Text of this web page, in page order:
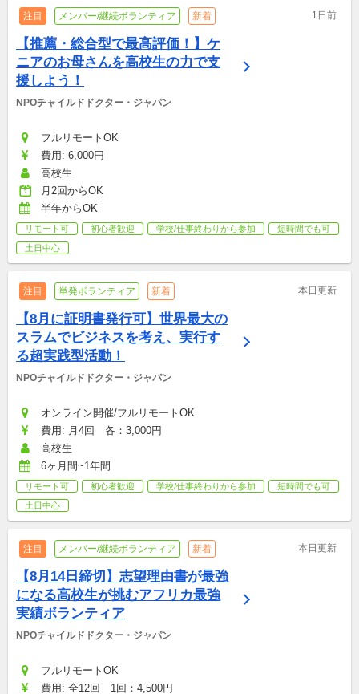
注目 メンバー/継続ボランティア 新着 1日前
【推薦・総合型で最高評価！】ケ
ニアのお母さんを高校生の力で支
援しよう！
NPOチャイルドドクター・ジャパン
フルリモートOK
費用: 6,000円
高校生
月2回からOK
半年からOK
リモート可 初心者歓迎 学校/仕事終わりから参加
短時間でも可
土日中心
注目 単発ボランティア 新着 本日更新
【8月に証明書発行可】世界最大の
スラムでビジネスを考え、実行す
る超実践型活動！
NPOチャイルドドクター・ジャパン
オンライン開催/フルリモートOK
費用: 月4回　各：3,000円
高校生
6ヶ月間~1年間
リモート可 初心者歓迎 学校/仕事終わりから参加
短時間でも可
土日中心
注目 メンバー/継続ボランティア 新着 本日更新
【8月14日締切】志望理由書が最強
になる高校生が挑むアフリカ最強
実績ボランティア
NPOチャイルドドクター・ジャパン
フルリモートOK
費用: 全12回　1回：4,500円